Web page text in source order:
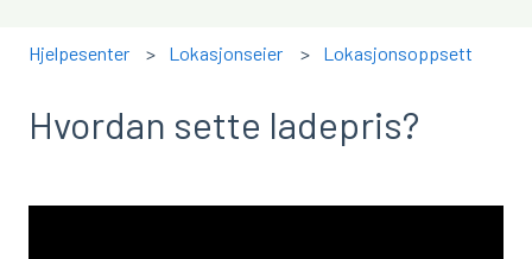
Hjelpesenter Lokasjonseier Lokasjonsoppsett
Hvordan sette ladepris?